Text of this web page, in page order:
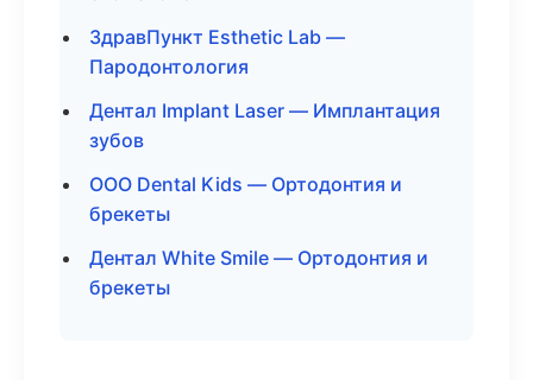
ЗдравПункт Esthetic Lab —
Пародонтология
Дентал Implant Laser — Имплантация
зубов
ООО Dental Kids — Ортодонтия и
брекеты
Дентал White Smile — Ортодонтия и
брекеты